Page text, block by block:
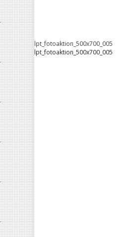
lpt_fotoaktion_500x700_005
lpt_fotoaktion_500x700_005